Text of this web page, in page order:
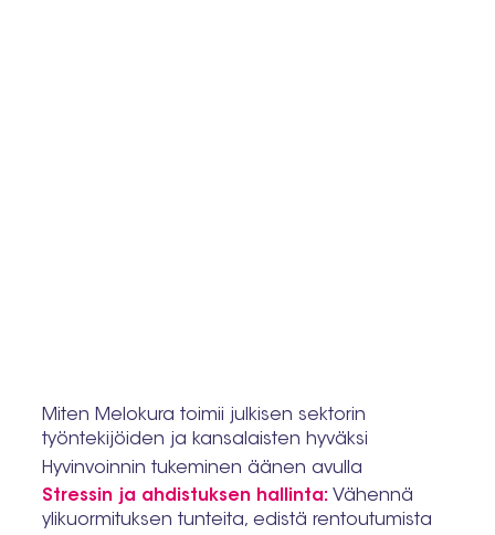
Miten Melokura toimii julkisen sektorin
työntekijöiden ja kansalaisten hyväksi
Hyvinvoinnin tukeminen äänen avulla
Stressin ja ahdistuksen hallinta: Vähennä
ylikuormituksen tunteita, edistä rentoutumista